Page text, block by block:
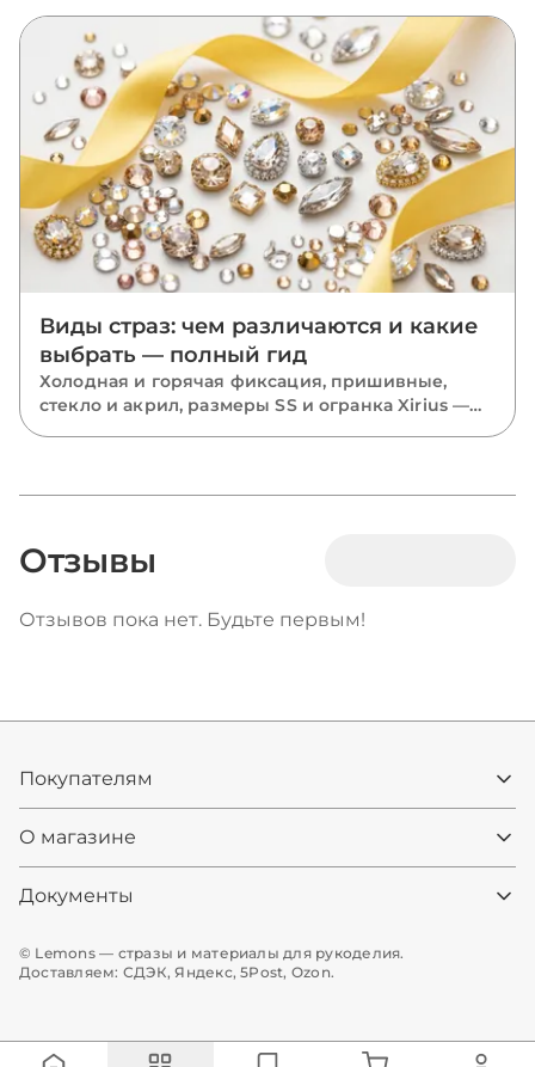
отличается от классики, где он работает лучше
всего, как подобрать оттенок к ткани, с чем
сочетать и каких ошибок избегать.
Виды страз: чем различаются и какие
выбрать — полный гид
Холодная и горячая фиксация, пришивные,
стекло и акрил, размеры SS и огранка Xirius —
Отзывы
Отзывов пока нет. Будьте первым!
Покупателям
О магазине
Документы
© Lemons — стразы и материалы для рукоделия.
Доставляем: СДЭК, Яндекс, 5Post, Ozon.